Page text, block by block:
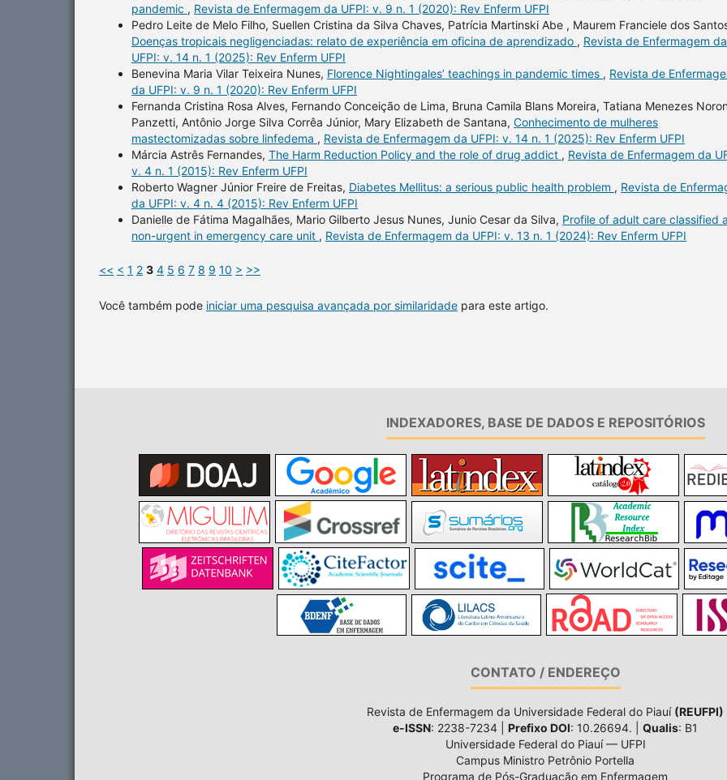
pandemic , Revista de Enfermagem da UFPI: v. 9 n. 1 (2020): Rev Enferm UFPI
Pedro Leite de Melo Filho, Suellen Cristina da Silva Chaves, Patrícia Martinski Abe , Maurem Franciele dos
Doenças tropicais negligenciadas: relato de experiência em oficina de aprendizado , Revista de Enfermagem da
UFPI: v. 14 n. 1 (2025): Rev Enferm UFPI
Benevina Maria Vilar Teixeira Nunes, Florence Nightingales’ teachings in pandemic times , Revista de
da UFPI: v. 9 n. 1 (2020): Rev Enferm UFPI
Fernanda Cristina Rosa Alves, Fernando Conceição de Lima, Bruna Camila Blans Moreira, Tatiana Menezes
Panzetti, Antônio Jorge Silva Corrêa Júnior, Mary Elizabeth de Santana, Conhecimento de mulheres
mastectomizadas sobre linfedema , Revista de Enfermagem da UFPI: v. 14 n. 1 (2025): Rev Enferm UFPI
Márcia Astrês Fernandes, The Harm Reduction Policy and the role of drug addict , Revista de Enfermagem da
v. 4 n. 1 (2015): Rev Enferm UFPI
Roberto Wagner Júnior Freire de Freitas, Diabetes Mellitus: a serious public health problem , Revista de
da UFPI: v. 4 n. 4 (2015): Rev Enferm UFPI
Danielle de Fátima Magalhães, Mario Gilberto Jesus Nunes, Junio Cesar da Silva, Profile of adult care classified
non-urgent in emergency care unit , Revista de Enfermagem da UFPI: v. 13 n. 1 (2024): Rev Enferm UFPI
<< < 1 2 3 4 5 6 7 8 9 10 > >>
Você também pode iniciar uma pesquisa avançada por similaridade para este artigo.
INDEXADORES, BASE DE DADOS E REPOSITÓRIOS
CONTATO / ENDEREÇO
Revista de Enfermagem da Universidade Federal do Piauí (REUFPI)
e-ISSN: 2238-7234 | Prefixo DOI: 10.26694. | Qualis: B1
Universidade Federal do Piauí — UFPI
Campus Ministro Petrônio Portella
Programa de Pós-Graduação em Enfermagem